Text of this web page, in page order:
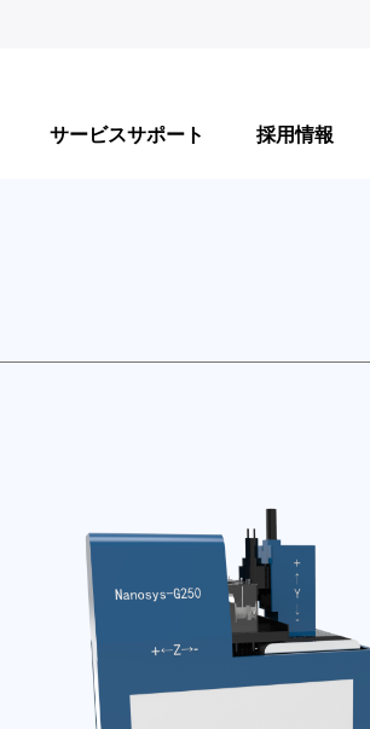
サービスサポート 採用情報